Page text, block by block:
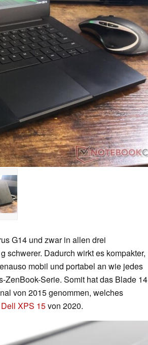
G14 und zwar in allen drei
schwerer. Dadurch wirkt es kompakter,
mobil und portabel an wie jedes
Serie. Somit hat das Blade 14
von 2015 genommen, welches
Dell XPS 15von 2020.